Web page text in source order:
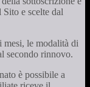
e scelte dal
mesi, le modalità di
secondo rinnovo.
è possibile a